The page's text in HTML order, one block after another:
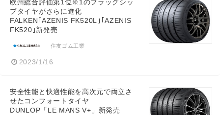
欧州総合評価第1位※1のフラッグシッ
プタイヤがさらに進化
FALKEN｢AZENIS FK520L｣｢AZENIS
FK520｣新発売
住友ゴム工業
2023/1/16
安全性能と快適性能を高次元で両立さ
せたコンフォートタイヤ
DUNLOP「LE MANS V+」新発売